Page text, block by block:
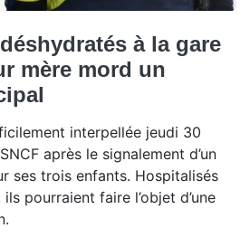
à la gare
mère mord un
interpellée jeudi 30
après le signalement d’un
ses trois enfants. Hospitalisés
pourraient faire l’objet d’une